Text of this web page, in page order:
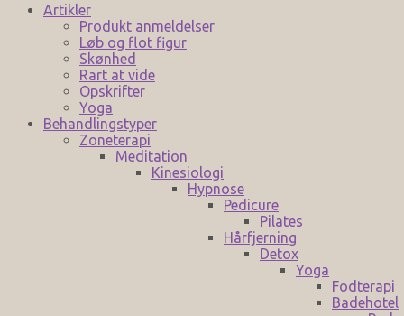
Artikler
Produkt anmeldelser
Løb og flot figur
Skønhed
Rart at vide
Opskrifter
Yoga
Behandlingstyper
Zoneterapi
Meditation
Kinesiologi
Hypnose
Pedicure
Pilates
Hårfjerning
Detox
Yoga
Fodterapi
Badehotel